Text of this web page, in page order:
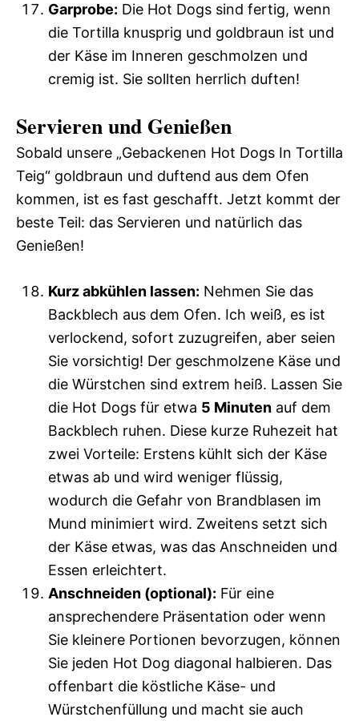
Garprobe: Die Hot Dogs sind fertig, wenn
die Tortilla knusprig und goldbraun ist und
der Käse im Inneren geschmolzen und
cremig ist. Sie sollten herrlich duften!
Servieren und Genießen
Sobald unsere „Gebackenen Hot Dogs In Tortilla
Teig“ goldbraun und duftend aus dem Ofen
kommen, ist es fast geschafft. Jetzt kommt der
beste Teil: das Servieren und natürlich das
Genießen!
Kurz abkühlen lassen: Nehmen Sie das
Backblech aus dem Ofen. Ich weiß, es ist
verlockend, sofort zuzugreifen, aber seien
Sie vorsichtig! Der geschmolzene Käse und
die Würstchen sind extrem heiß. Lassen Sie
die Hot Dogs für etwa 5 Minuten auf dem
Backblech ruhen. Diese kurze Ruhezeit hat
zwei Vorteile: Erstens kühlt sich der Käse
etwas ab und wird weniger flüssig,
wodurch die Gefahr von Brandblasen im
Mund minimiert wird. Zweitens setzt sich
der Käse etwas, was das Anschneiden und
Essen erleichtert.
Anschneiden (optional): Für eine
ansprechendere Präsentation oder wenn
Sie kleinere Portionen bevorzugen, können
Sie jeden Hot Dog diagonal halbieren. Das
offenbart die köstliche Käse- und
Würstchenfüllung und macht sie auch